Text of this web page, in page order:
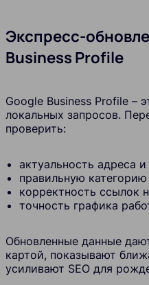
Экспресс-
Business Profile
Google Business Profile –
локальных запросов.
проверить:
актуальность адреса
правильную категорию
корректность ссылок
точность графика
Обновленные данные
картой, показывают
усиливают SEO для